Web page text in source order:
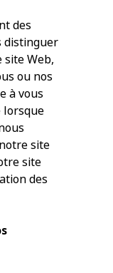
des
distinguer
Web,
ou nos
à vous
lorsque
site
site
des